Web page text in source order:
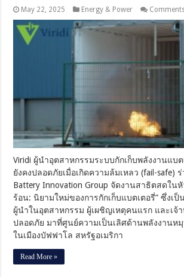
May 22, 2025 Energy & Power
Viridi ผู้นำอุตสาหกรรมระบบกักเก็บพลังงานแบ
ยังคงปลอดภัยเมื่อเกิดความล้มเหลว (fail-safe)
Battery Innovation Group จัดงานสาธิตสดใน
ร้อน: นิยามใหม่ของการกักเก็บแบตเตอรี่” ซึ่งเป็
ผู้นำในอุตสาหกรรม ผู้เผชิญเหตุคนแรก และเจ้
ปลอดภัย มาที่ศูนย์ความเป็นเลิศด้านพลังงานหมุ
ในเมืองบัฟฟาโล สหรัฐอเมริกา
Read More »